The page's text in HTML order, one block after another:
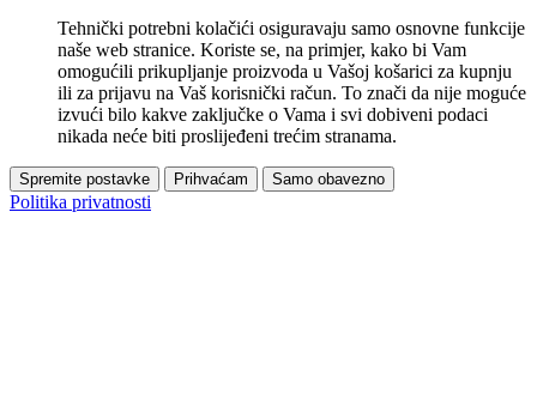
Tehnički potrebni kolačići osiguravaju samo osnovne funkcije
naše web stranice. Koriste se, na primjer, kako bi Vam
omogućili prikupljanje proizvoda u Vašoj košarici za kupnju
ili za prijavu na Vaš korisnički račun. To znači da nije moguće
izvući bilo kakve zaključke o Vama i svi dobiveni podaci
nikada neće biti proslijeđeni trećim stranama.
Spremite postavke Prihvaćam Samo obavezno
Politika privatnosti